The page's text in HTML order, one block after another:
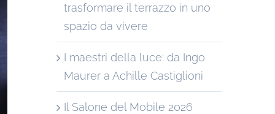
trasformare il terrazzo in uno
spazio da vivere
I maestri della luce: da Ingo
Maurer a Achille Castiglioni
Il Salone del Mobile 2026